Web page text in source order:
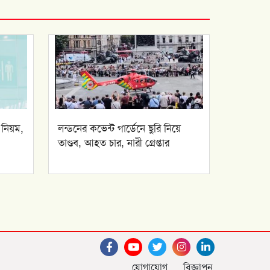
লন্ডনের কভেন্ট গার্ডেনে ছুরি নিয়ে
তাণ্ডব, আহত চার, নারী গ্রেপ্তার
যোগাযোগ বিজ্ঞাপন